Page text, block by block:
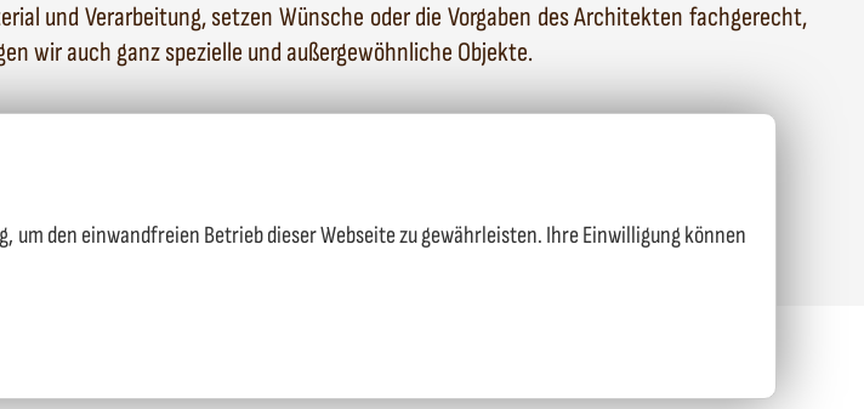
und Verarbeitung, setzen Wünsche oder die Vorgaben des Architekten fachgerecht,
wir auch ganz spezielle undaußergewöhnliche Objekte.
um den einwandfreien Betrieb dieser Webseite zu gewährleisten. Ihre Einwilligung können